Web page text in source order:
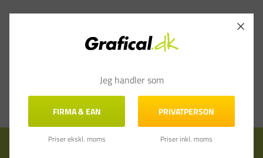
Tilmeld nyhedsbrev
Jeg handler som
FIRMA & EAN
Priser ekskl. moms
PRIVATPERSON
Priser inkl. moms